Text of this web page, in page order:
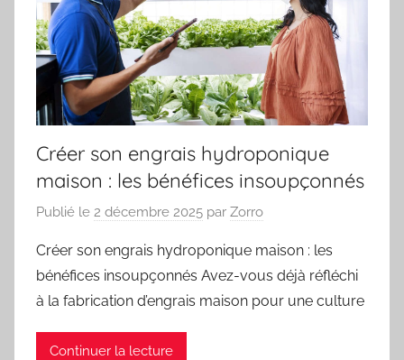
Créer son engrais hydroponique
maison : les bénéfices insoupçonnés
Publié le 2 décembre 2025 par Zorro
Créer son engrais hydroponique maison : les
bénéfices insoupçonnés Avez-vous déjà réfléchi
à la fabrication d’engrais maison pour une culture
Continuer la lecture